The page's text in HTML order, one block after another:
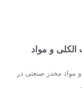
و مواد
مواد مخدر صنعتی در